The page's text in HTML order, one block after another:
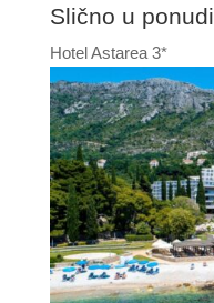
Slično u ponudi
Hotel Astarea 3*